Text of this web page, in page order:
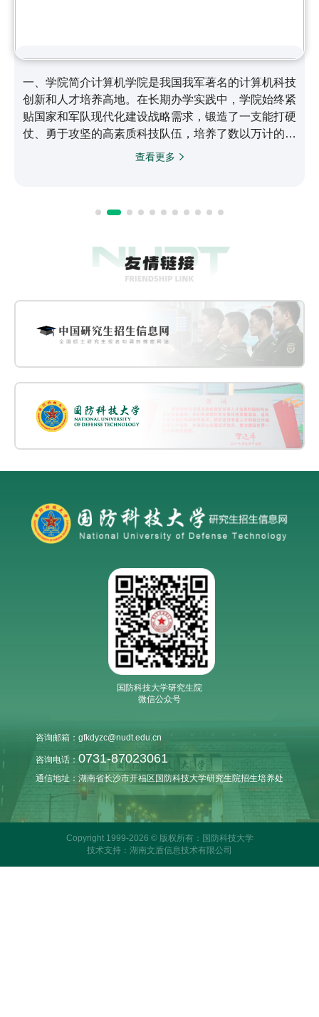
一、学院简介计算机学院是我国我军著名的计算机科技
创新和人才培养高地。在长期办学实践中，学院始终紧
贴国家和军队现代化建设战略需求，锻造了一支能打硬
仗、勇于攻坚的高素质科技队伍，培养了数以万计的信
息化领域骨干人才，取得了以银河/天河系列高性能计
界领先行列的综合实力。二、历史沿革学院起步于
1971年成立计算机…
查看更多
国防科技大学研究生院
微信公众号
咨询邮箱：gfkdyzc@nudt.edu.cn
咨询电话： 0731-87023061
通信地址：湖南省长沙市开福区国防科技大学研究生院招生培养处
Copyright 1999-2026 © 版权所有：国防科技大学
技术支持：湖南文盾信息技术有限公司